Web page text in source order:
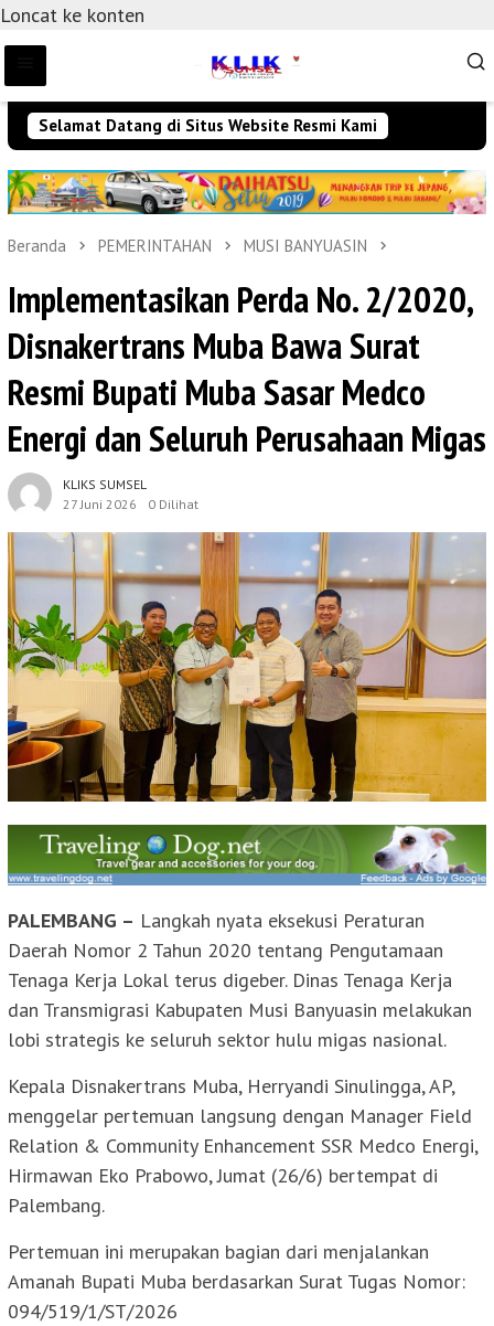
Loncat ke konten
Selamat Datang di Situs Website Resmi Kami
Beranda PEMERINTAHAN MUSI BANYUASIN
Implementasikan Perda No. 2/2020,
Disnakertrans Muba Bawa Surat
Resmi Bupati Muba Sasar Medco
Energi dan Seluruh Perusahaan Migas
KLIKS SUMSEL
27 Juni 2026
0 Dilihat
PALEMBANG – Langkah nyata eksekusi Peraturan
Daerah Nomor 2 Tahun 2020 tentang Pengutamaan
Tenaga Kerja Lokal terus digeber. Dinas Tenaga Kerja
dan Transmigrasi Kabupaten Musi Banyuasin melakukan
lobi strategis ke seluruh sektor hulu migas nasional.
Kepala Disnakertrans Muba, Herryandi Sinulingga, AP,
menggelar pertemuan langsung dengan Manager Field
Relation & Community Enhancement SSR Medco Energi,
Hirmawan Eko Prabowo, Jumat (26/6) bertempat di
Palembang.
Pertemuan ini merupakan bagian dari menjalankan
Amanah Bupati Muba berdasarkan Surat Tugas Nomor:
094/519/1/ST/2026